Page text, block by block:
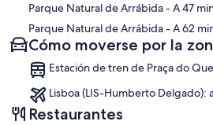
Parque Natural de Arrábida- A 47
Parque Natural de Arrábida- A 62
Cómo moverse por la
Estación de tren de Praça do
Lisboa (LIS-Humberto Delgado):
Restaurantes